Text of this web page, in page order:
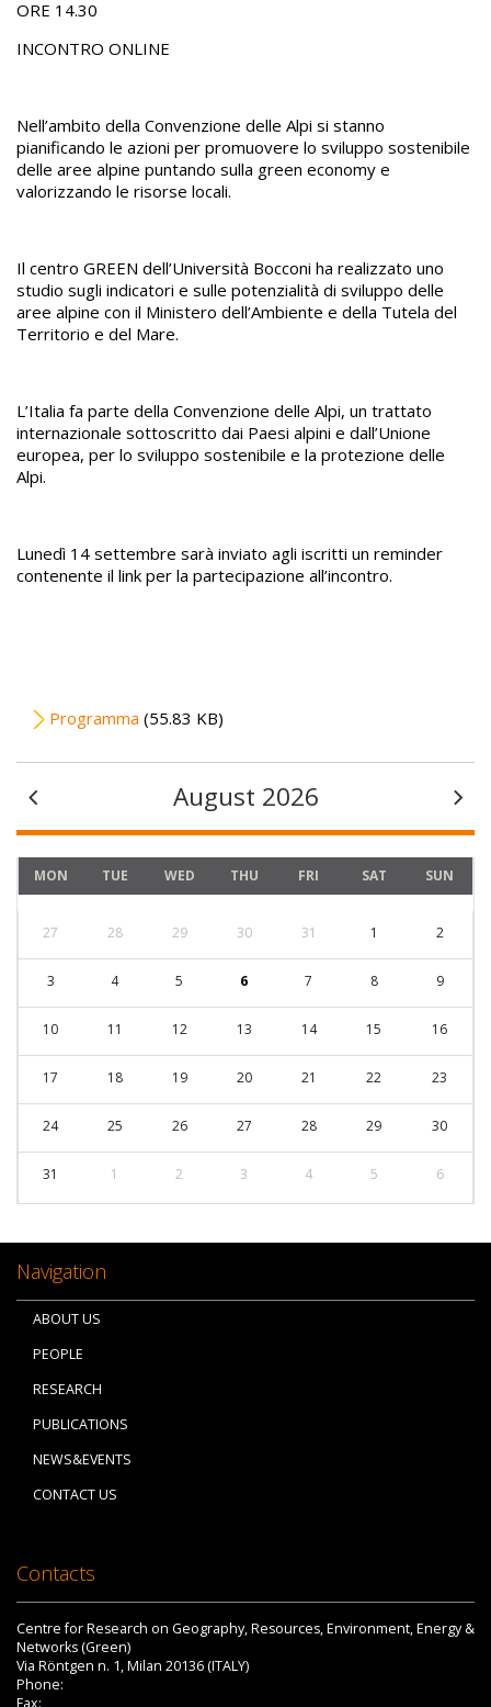
ORE 14.30
INCONTRO ONLINE
Nell’ambito della Convenzione delle Alpi si stanno
pianificando le azioni per promuovere lo sviluppo sostenibile
delle aree alpine puntando sulla green economy e
valorizzando le risorse locali.
Il centro GREEN dell’Università Bocconi ha realizzato uno
studio sugli indicatori e sulle potenzialità di sviluppo delle
aree alpine con il Ministero dell’Ambiente e della Tutela del
Territorio e del Mare.
L’Italia fa parte della Convenzione delle Alpi, un trattato
internazionale sottoscritto dai Paesi alpini e dall’Unione
europea, per lo sviluppo sostenibile e la protezione delle
Alpi.
Lunedì 14 settembre sarà inviato agli iscritti un reminder
contenente il link per la partecipazione all’incontro.
File
Programma (55.83 KB)
August 2026
MON TUE WED THU FRI SAT SUN
27 28 29 30 31 1 2
3 4 5 6 7 8 9
10 11 12 13 14 15 16
17 18 19 20 21 22 23
24 25 26 27 28 29 30
31 1 2 3 4 5 6
Navigation
ABOUT US
PEOPLE
RESEARCH
PUBLICATIONS
NEWS&EVENTS
CONTACT US
Contacts
Centre for Research on Geography, Resources, Environment, Energy &
Networks (Green)
Via Röntgen n. 1, Milan 20136 (ITALY)
Phone:
Fax: